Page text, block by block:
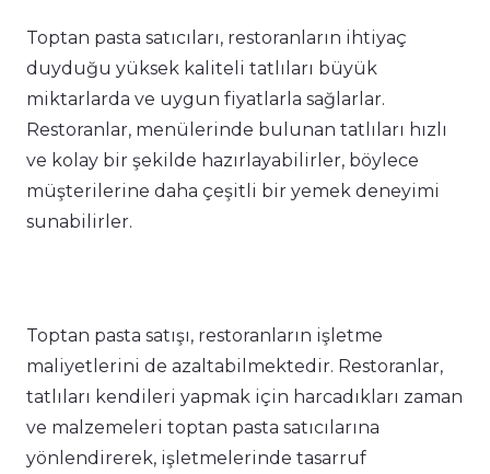
Toptan pasta satıcıları, restoranların ihtiyaç
duyduğu yüksek kaliteli tatlıları büyük
miktarlarda ve uygun fiyatlarla sağlarlar.
Restoranlar, menülerinde bulunan tatlıları hızlı
ve kolay bir şekilde hazırlayabilirler, böylece
müşterilerine daha çeşitli bir yemek deneyimi
sunabilirler.
Toptan pasta satışı, restoranların işletme
maliyetlerini de azaltabilmektedir. Restoranlar,
tatlıları kendileri yapmak için harcadıkları zaman
ve malzemeleri toptan pasta satıcılarına
yönlendirerek, işletmelerinde tasarruf